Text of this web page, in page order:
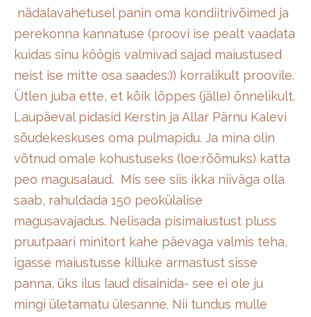
nädalavahetusel panin oma kondiitrivõimed ja
perekonna kannatuse (proovi ise pealt vaadata
kuidas sinu köögis valmivad sajad maiustused
neist ise mitte osa saades:)) korralikult proovile.
Ütlen juba ette, et kõik lõppes (jälle) õnnelikult.
Laupäeval pidasid Kerstin ja Allar Pärnu Kalevi
sõudekeskuses oma pulmapidu. Ja mina olin
võtnud omale kohustuseks (loe:rõõmuks) katta
peo magusalaud. Mis see siis ikka niiväga olla
saab, rahuldada 150 peokülalise
magusavajadus. Nelisada pisimaiustust pluss
pruutpaari minitort kahe päevaga valmis teha,
igasse maiustusse killuke armastust sisse
panna, üks ilus laud disainida- see ei ole ju
mingi ületamatu ülesanne. Nii tundus mulle